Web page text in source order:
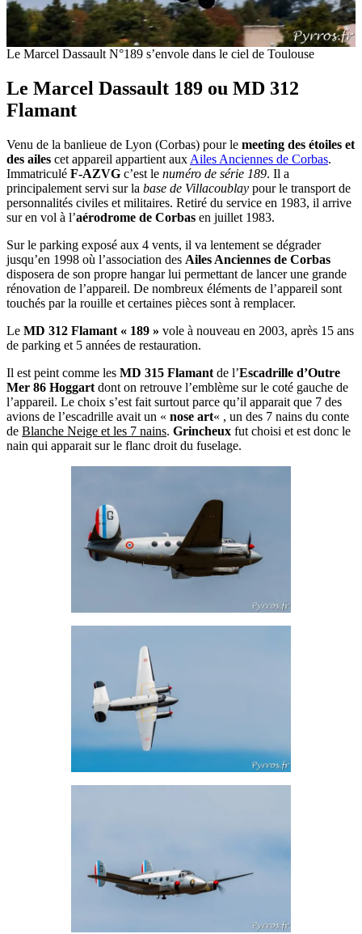
Le Marcel Dassault N°189 s’envole dans le ciel de Toulouse
Le Marcel Dassault 189 ou MD 312
Flamant
Venu de la banlieue de Lyon (Corbas) pour le meeting des étoiles et
des ailes cet appareil appartient aux Ailes Anciennes de Corbas.
Immatriculé F-AZVG c’est le numéro de série 189. Il a
principalement servi sur la base de Villacoublay pour le transport de
personnalités civiles et militaires. Retiré du service en 1983, il arrive
sur en vol à l’aérodrome de Corbas en juillet 1983.
Sur le parking exposé aux 4 vents, il va lentement se dégrader
jusqu’en 1998 où l’association des Ailes Anciennes de Corbas
disposera de son propre hangar lui permettant de lancer une grande
rénovation de l’appareil. De nombreux éléments de l’appareil sont
touchés par la rouille et certaines pièces sont à remplacer.
Le MD 312 Flamant « 189 » vole à nouveau en 2003, après 15 ans
de parking et 5 années de restauration.
Il est peint comme les MD 315 Flamant de l’Escadrille d’Outre
Mer 86 Hoggart dont on retrouve l’emblème sur le coté gauche de
l’appareil. Le choix s’est fait surtout parce qu’il apparait que 7 des
avions de l’escadrille avait un « nose art« , un des 7 nains du conte
de Blanche Neige et les 7 nains. Grincheux fut choisi et est donc le
nain qui apparait sur le flanc droit du fuselage.